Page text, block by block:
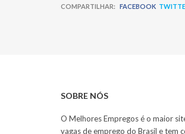
COMPARTILHAR: FACEBOOK
SOBRE NÓS
O Melhores Empregos é o maior
vagas de emprego do Brasil e tem